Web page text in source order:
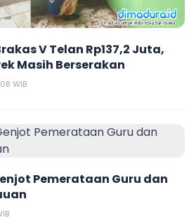
V Telan Rp137,2 Juta,
Masih Berserakan
WIB
Pemerataan Guru dan